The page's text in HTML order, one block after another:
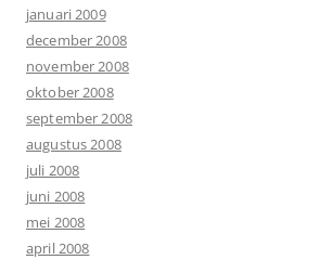
januari 2009
december 2008
november 2008
oktober 2008
september 2008
augustus 2008
juli 2008
juni 2008
mei 2008
april 2008